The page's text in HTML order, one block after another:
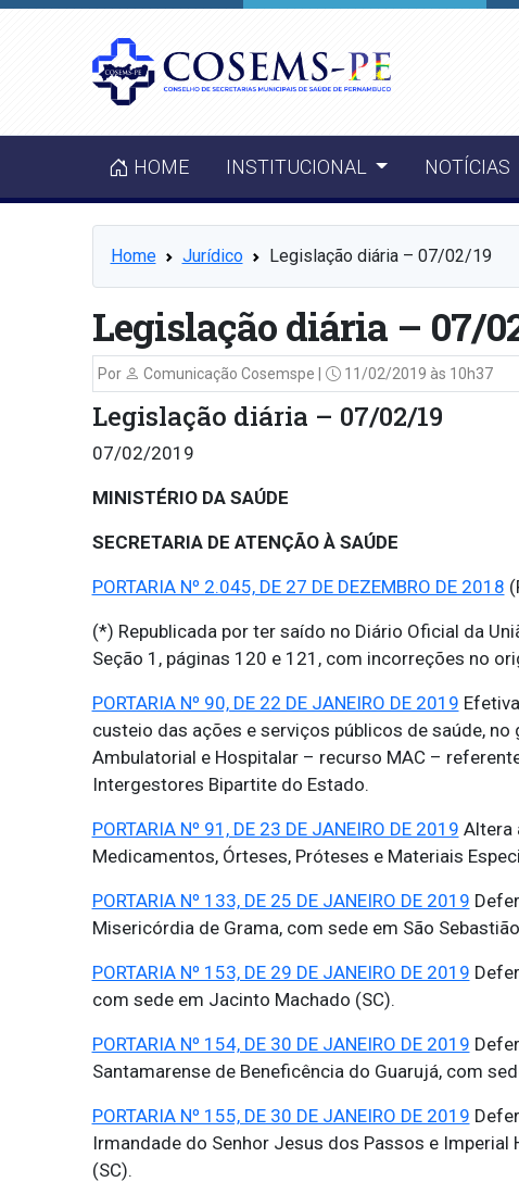
HOME INSTITUCIONAL NOTÍCIAS
Home Jurídico Legislação diária – 07/02/19
Legislação diária – 07/
Por Comunicação Cosemspe | 11/02/2019 às 10h37
Legislação diária – 07/02/19
07/02/2019
MINISTÉRIO DA SAÚDE
SECRETARIA DE ATENÇÃO À SAÚDE
PORTARIA Nº 2.045, DE 27 DE DEZEMBRO DE 2018
(*) Republicada por ter saído no Diário Oficial da
Seção 1, páginas 120 e 121, com incorreções no
PORTARIA Nº 90, DE 22 DE JANEIRO DE 2019
custeio das ações e serviços públicos de saúde,
Ambulatorial e Hospitalar – recurso MAC –
Intergestores Bipartite do Estado.
PORTARIA Nº 91, DE 23 DE JANEIRO DE 2019 Altera
Medicamentos, Órteses, Próteses e Materiais
PORTARIA Nº 133, DE 25 DE JANEIRO DE 2019
Misericórdia de Grama, com sede em São
PORTARIA Nº 153, DE 29 DE JANEIRO DE 2019
com sede em Jacinto Machado (SC).
PORTARIA Nº 154, DE 30 DE JANEIRO DE 2019
Santamarense de Beneficência do Guarujá, com
PORTARIA Nº 155, DE 30 DE JANEIRO DE 2019
Irmandade do Senhor Jesus dos Passos e
(SC).